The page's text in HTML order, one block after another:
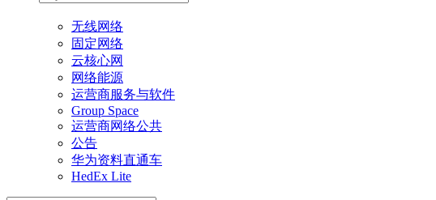
无线网络
固定网络
云核心网
网络能源
运营商服务与软件
Group Space
运营商网络公共
公告
华为资料直通车
HedEx Lite